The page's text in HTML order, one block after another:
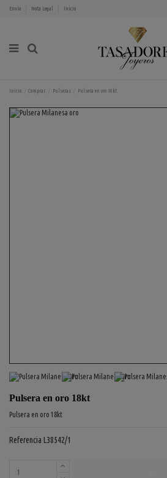
Envío Nota Legal Inicio
Inicio Comprar Pulseras Pulsera en oro 18kt
Pulsera en oro 18kt
Pulsera en oro 18kt
Referencia L38542/1